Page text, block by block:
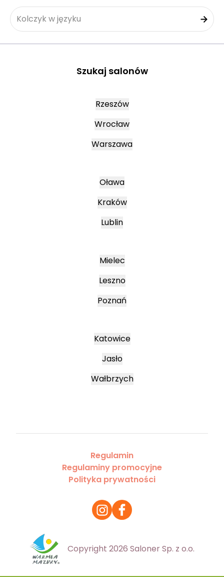
Kolczyk w języku
Szukaj salonów
Rzeszów
Wrocław
Warszawa
Oława
Kraków
Lublin
Mielec
Leszno
Poznań
Katowice
Jasło
Wałbrzych
Regulamin
Regulaminy promocyjne
Polityka prywatności
Copyright 2026 Saloner Sp. z o.o.